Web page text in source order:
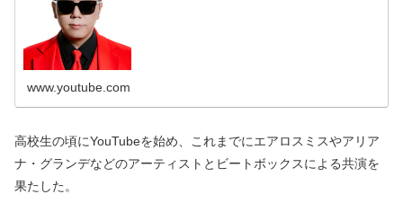
www.youtube.com
高校生の頃にYouTubeを始め、これまでにエアロスミスやアリア
ナ・グランデなどのアーティストとビートボックスによる共演を
果たした。